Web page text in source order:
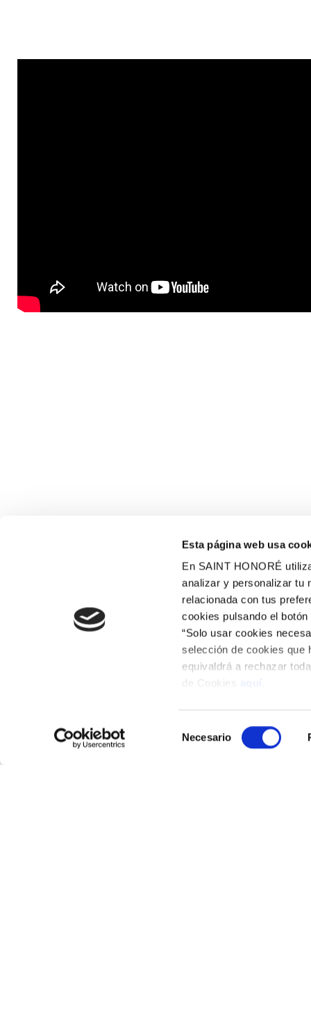
Esta página web usa
En SAINT HONORÉ
analizar y personalizar tu
relacionada con tus
cookies pulsando el
“Solo usar cookies
selección de cookies que
equivaldrá a rechazar
de
Necesario